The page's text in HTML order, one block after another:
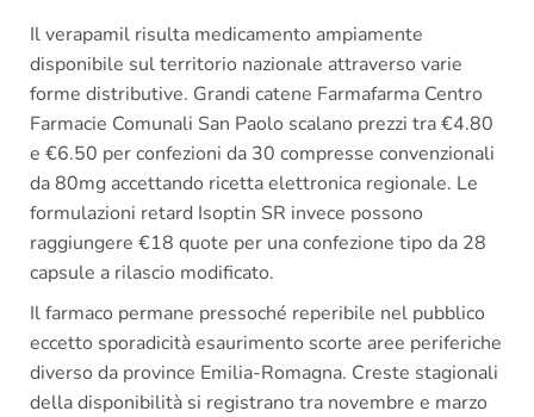
Il verapamil risulta medicamento ampiamente
disponibile sul territorio nazionale attraverso varie
forme distributive. Grandi catene Farmafarma Centro
Farmacie Comunali San Paolo scalano prezzi tra €4.80
e €6.50 per confezioni da 30 compresse convenzionali
da 80mg accettando ricetta elettronica regionale. Le
formulazioni retard Isoptin SR invece possono
raggiungere €18 quote per una confezione tipo da 28
capsule a rilascio modificato.
Il farmaco permane pressoché reperibile nel pubblico
eccetto sporadicità esaurimento scorte aree periferiche
diverso da province Emilia-Romagna. Creste stagionali
della disponibilità si registrano tra novembre e marzo